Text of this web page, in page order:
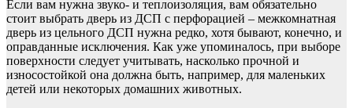
Если вам нужна звуко- и теплоизоляция, вам обязательно
стоит выбрать дверь из ДСП с перфорацией – межкомнатная
дверь из цельного ДСП нужна редко, хотя бывают, конечно, и
оправданные исключения. Как уже упоминалось, при выборе
поверхности следует учитывать, насколько прочной и
износостойкой она должна быть, например, для маленьких
детей или некоторых домашних животных.